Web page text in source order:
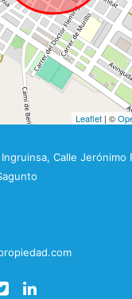
Leaflet | ©
Calle Jerónimo